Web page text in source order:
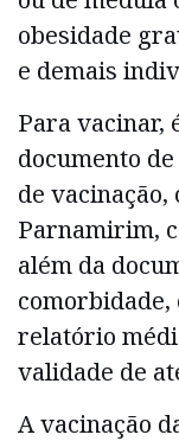
obesidade
e demais
Para vacinar,
documento
de
Parnamirim,
além da
comorbidade,
relatório
validade de
A vacinação